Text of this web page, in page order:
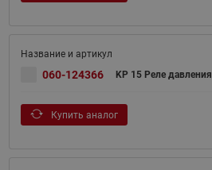
060-124366 KP 15 Реле давления
Купить аналог